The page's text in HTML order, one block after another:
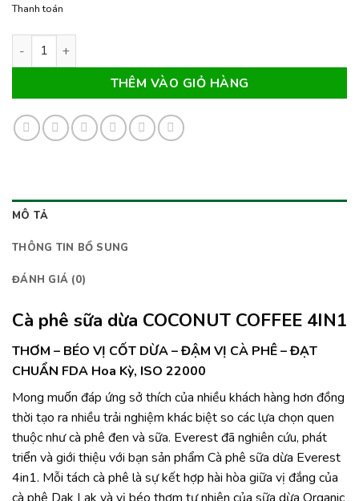
Thanh toán
Cà Phê Sữa Dừa Everest 4in1 túi (1kg) số lượng
THÊM VÀO GIỎ HÀNG
MÔ TẢ
THÔNG TIN BỔ SUNG
ĐÁNH GIÁ (0)
Cà phê sữa dừa COCONUT COFFEE 4IN1
THƠM – BÉO VỊ CỐT DỪA – ĐẬM VỊ CÀ PHÊ – ĐẠT
CHUẨN FDA Hoa Kỳ, ISO 22000
Mong muốn đáp ứng sở thích của nhiều khách hàng hơn đồng
thời tạo ra nhiều trải nghiệm khác biệt so các lựa chọn quen
thuộc như cà phê đen và sữa. Everest đã nghiên cứu, phát
triển và giới thiệu với bạn sản phẩm Cà phê sữa dừa Everest
4in1. Mỗi tách cà phê là sự kết hợp hài hòa giữa vị đắng của